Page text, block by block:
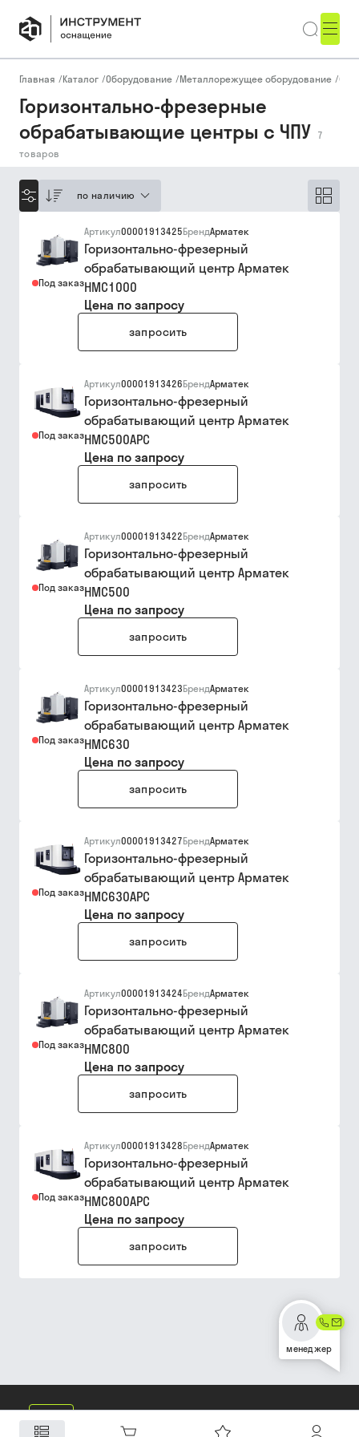
Главная /Каталог /Оборудование /Металлорежущее оборудование /
Горизонтально-фрезерные
обрабатывающие центры с ЧПУ 7
товаров
по наличию
Под заказ
Артикул00001913425БрендАрматек
Горизонтально-фрезерный
обрабатывающий центр Арматек
HMC1000
Цена по запросу
запросить
Под заказ
Артикул00001913426БрендАрматек
Горизонтально-фрезерный
обрабатывающий центр Арматек
HMC500APC
Цена по запросу
запросить
Под заказ
Артикул00001913422БрендАрматек
Горизонтально-фрезерный
обрабатывающий центр Арматек
HMC500
Цена по запросу
запросить
Под заказ
Артикул00001913423БрендАрматек
Горизонтально-фрезерный
обрабатывающий центр Арматек
HMC630
Цена по запросу
запросить
Под заказ
Артикул00001913427БрендАрматек
Горизонтально-фрезерный
обрабатывающий центр Арматек
HMC630APC
Цена по запросу
запросить
Под заказ
Артикул00001913424БрендАрматек
Горизонтально-фрезерный
обрабатывающий центр Арматек
HMC800
Цена по запросу
запросить
Под заказ
Артикул00001913428БрендАрматек
Горизонтально-фрезерный
обрабатывающий центр Арматек
HMC800APC
Цена по запросу
запросить
менеджер